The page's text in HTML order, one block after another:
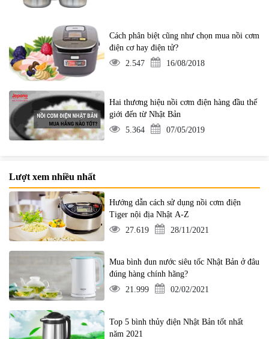
Cách phân biệt cũng như chọn mua nồi cơm
điện cơ hay điện tử?
2.547
16/08/2018
Hai thương hiệu nồi cơm điện hàng đầu thế
giới đến từ Nhật Bản
5.364
07/05/2019
Lượt xem nhiều nhất
Hướng dẫn cách sử dụng nồi cơm điện
Tiger nội địa Nhật A-Z
27.619
28/11/2021
Mua bình đun nước siêu tốc Nhật Bản ở đâu
đúng hàng chính hãng?
21.999
02/02/2021
Top 5 bình thủy điện Nhật Bản tốt nhất
năm 2021